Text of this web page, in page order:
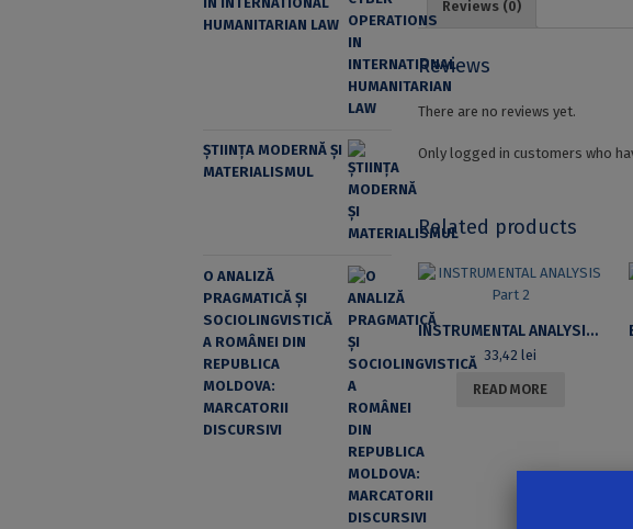
Reviews (0)
Reviews
There are no reviews yet.
Only logged in customers who
Related products
INSTRUMENTAL ANALYSIS PART 2
33,42lei
READ MORE
HUMANITARIAN LAW
ȘTIINȚA MODERNĂ ȘI
MATERIALISMUL
O ANALIZĂ
PRAGMATICĂ ȘI
SOCIOLINGVISTICĂ
A ROMÂNEI DIN
REPUBLICA
MOLDOVA:
MARCATORII
DISCURSIVI